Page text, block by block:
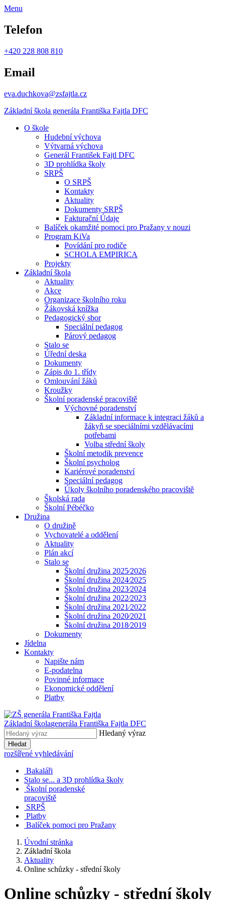
Menu
Telefon
+420 228 808 810
Email
eva.duchkova@zsfajtla.cz
Základní škola generála Františka Fajtla DFC
O škole
Hudební výchova
Výtvarná výchova
Generál František Fajtl DFC
3D prohlídka školy
SRPŠ
O SRPŠ
Kontakty
Aktuality
Dokumenty SRPŠ
Fakturační Údaje
Balíček okamžité pomoci pro Pražany v nouzi
Program KiVa
Povídání pro rodiče
SCHOLA EMPIRICA
Projekty
Základní škola
Aktuality
Akce
Organizace školního roku
Žákovská knížka
Pedagogický sbor
Speciální pedagog
Párový pedagog
Stalo se
Úřední deska
Dokumenty
Zápis do 1. třídy
Omlouvání žáků
Kroužky
Školní poradenské pracoviště
Výchovné poradenství
Základní informace k integraci žáků a
žákyň se speciálními vzdělávacími
potřebami
Volba střední školy
Školní metodik prevence
Školní psycholog
Kariérové poradenství
Speciální pedagog
Úkoly školního poradenského pracoviště
Školská rada
Školní Pébéčko
Družina
O družině
Vychovatelé a oddělení
Aktuality
Plán akcí
Stalo se
Školní družina 2025⁄2026
Školní družina 2024⁄2025
Školní družina 2023⁄2024
Školní družina 2022⁄2023
Školní družina 2021⁄2022
Školní družina 2020⁄2021
Školní družina 2018⁄2019
Dokumenty
Jídelna
Kontakty
Napište nám
E-podatelna
Povinné informace
Ekonomické oddělení
Platby
Základní školagenerála Františka Fajtla DFC
Hledaný výraz
Hledat
rozšířené vyhledávání
Bakaláři
Stalo se... a 3D prohlídka školy
Školní poradenské
pracoviště
SRPŠ
Platby
Balíček pomoci pro Pražany
Úvodní stránka
Základní škola
Aktuality
Online schůzky - střední školy
Online schůzky - střední školy